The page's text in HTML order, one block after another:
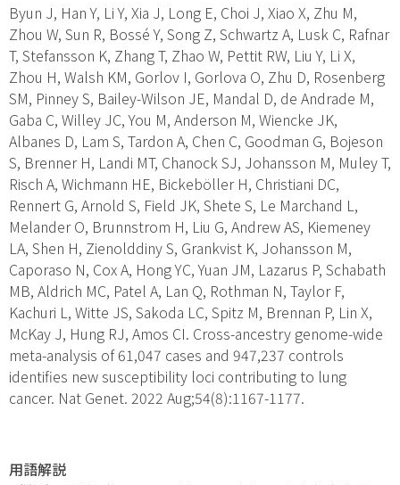
Byun J, Han Y, Li Y, Xia J, Long E, Choi J, Xiao X, Zhu M,
Zhou W, Sun R, Bossé Y, Song Z, Schwartz A, Lusk C, Rafnar
T, Stefansson K, Zhang T, Zhao W, Pettit RW, Liu Y, Li X,
Zhou H, Walsh KM, Gorlov I, Gorlova O, Zhu D, Rosenberg
SM, Pinney S, Bailey-Wilson JE, Mandal D, de Andrade M,
Gaba C, Willey JC, You M, Anderson M, Wiencke JK,
Albanes D, Lam S, Tardon A, Chen C, Goodman G, Bojeson
S, Brenner H, Landi MT, Chanock SJ, Johansson M, Muley T,
Risch A, Wichmann HE, Bickeböller H, Christiani DC,
Rennert G, Arnold S, Field JK, Shete S, Le Marchand L,
Melander O, Brunnstrom H, Liu G, Andrew AS, Kiemeney
LA, Shen H, Zienolddiny S, Grankvist K, Johansson M,
Caporaso N, Cox A, Hong YC, Yuan JM, Lazarus P, Schabath
MB, Aldrich MC, Patel A, Lan Q, Rothman N, Taylor F,
Kachuri L, Witte JS, Sakoda LC, Spitz M, Brennan P, Lin X,
McKay J, Hung RJ, Amos CI. Cross-ancestry genome-wide
meta-analysis of 61,047 cases and 947,237 controls
identifies new susceptibility loci contributing to lung
cancer. Nat Genet. 2022 Aug;54(8):1167-1177.
用語解説